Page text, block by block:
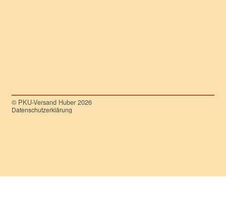
© PKU-Versand Huber 2026
Datenschutzerklärung